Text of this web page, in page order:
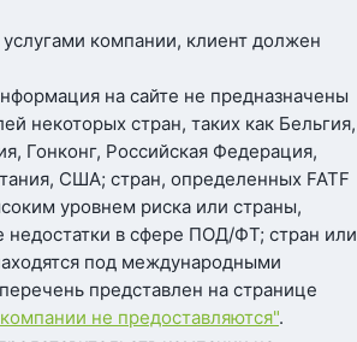
компании, клиент должен
на сайте не предназначены
некоторых стран, таких как Бельгия,
Гонконг, Российская Федерация,
США; стран, определенных FATF
уровнем риска или страны,
в сфере ПОД/ФТ; стран или
под международными
представлен на странице
не предоставляются".